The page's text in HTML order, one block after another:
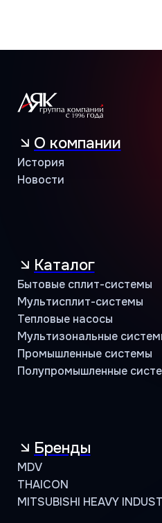
Мультизональные системы
Промышленные системы
Бренды
Сотрудничество
Климатические компании
Корпоративные заказчики
Инжиниринговые компании
Проектировщики
Поддержка
Сервисная
Маркетинговая